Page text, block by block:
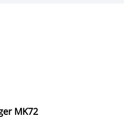
MK72